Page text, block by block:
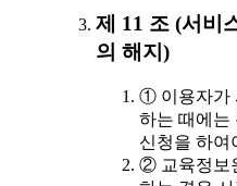
제 11 조 (서비
의 해지)
① 이용자가
하는 때에는
신청을 하여
② 교육정보